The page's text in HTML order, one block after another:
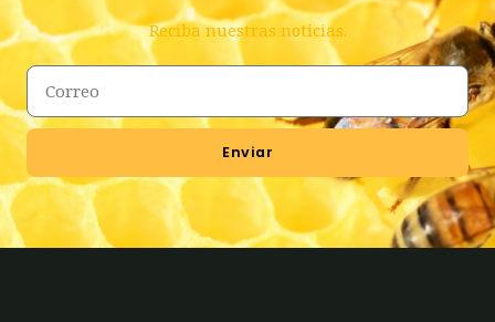
Reciba nuestras noticias.
Enviar